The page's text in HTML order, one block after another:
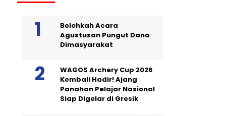
Bolehkah Acara
Agustusan Pungut Dana
Dimasyarakat
WAGOS Archery Cup 2026
Kembali Hadir! Ajang
Panahan Pelajar Nasional
Siap Digelar di Gresik